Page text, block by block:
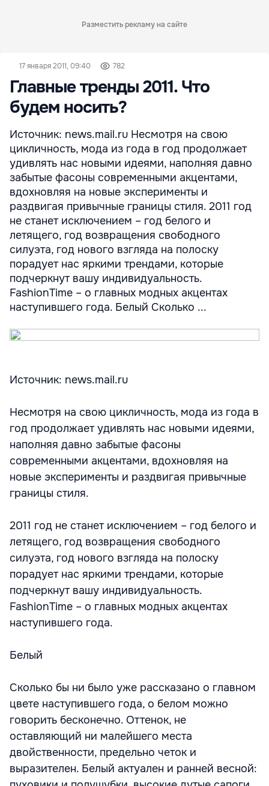
Разместить рекламу на сайте
17 января 2011, 09:40 782
Главные тренды 2011. Что
будем носить?
Источник: news.mail.ru Несмотря на свою
цикличность, мода из года в год продолжает
удивлять нас новыми идеями, наполняя давно
забытые фасоны современными акцентами,
вдохновляя на новые эксперименты и
раздвигая привычные границы стиля. 2011 год
не станет исключением – год белого и
летящего, год возвращения свободного
силуэта, год нового взгляда на полоску
порадует нас яркими трендами, которые
подчеркнут вашу индивидуальность.
FashionTime – о главных модных акцентах
наступившего года. Белый Сколько ...
Источник: news.mail.ru
Несмотря на свою цикличность, мода из года в
год продолжает удивлять нас новыми идеями,
наполняя давно забытые фасоны
современными акцентами, вдохновляя на
новые эксперименты и раздвигая привычные
границы стиля.
2011 год не станет исключением – год белого и
летящего, год возвращения свободного
силуэта, год нового взгляда на полоску
порадует нас яркими трендами, которые
подчеркнут вашу индивидуальность.
FashionTime – о главных модных акцентах
наступившего года.
Белый
Сколько бы ни было уже рассказано о главном
цвете наступившего года, о белом можно
говорить бесконечно. Оттенок, не
оставляющий ни малейшего места
двойственности, предельно четок и
выразителен. Белый актуален и ранней весной: